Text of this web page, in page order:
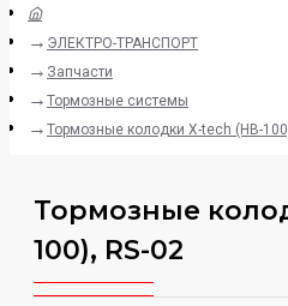
ЭЛЕКТРО-ТРАНСПОРТ
Запчасти
Тормозные системы
Тормозные колодки X-tech (HB-
Тормозные
100), RS-02